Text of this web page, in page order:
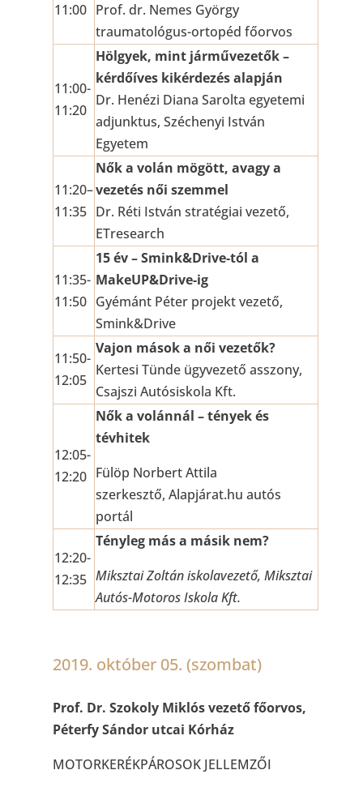
11:00 Prof. dr. Nemes György
traumatológus-ortopéd főorvos
11:00-
11:20
Hölgyek, mint járművezetők –
kérdőíves kikérdezés alapján
Dr. Henézi Diana Sarolta egyetemi
adjunktus, Széchenyi István
Egyetem
11:20–
11:35
Nők a volán mögött, avagy a
vezetés női szemmel
Dr. Réti István stratégiai vezető,
ETresearch
11:35-
11:50
15 év – Smink&Drive-tól a
MakeUP&Drive-ig
Gyémánt Péter projekt vezető,
Smink&Drive
11:50-
12:05
Vajon mások a női vezetők?
Kertesi Tünde ügyvezető asszony,
Csajszi Autósiskola Kft.
12:05-
12:20
Nők a volánnál – tények és
tévhitek
Fülöp Norbert Attila
szerkesztő, Alapjárat.hu autós
portál
12:20-
12:35
Tényleg más a másik nem?
Miksztai Zoltán iskolavezető, Miksztai
Autós-Motoros Iskola Kft.
2019. október 05. (szombat)
Prof. Dr. Szokoly Miklós vezető főorvos,
Péterfy Sándor utcai Kórház
MOTORKERÉKPÁROSOK JELLEMZŐI